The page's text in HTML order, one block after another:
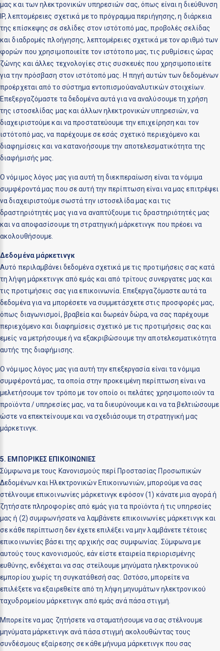
μας και των ηλεκτρονικών υπηρεσιών σας, όπως είναι η διεύθυνση
IP, λεπτομέρειες σχετικά με το πρόγραμμα περιήγησης, η διάρκεια
της επίσκεψης σε σελίδες στον ιστότοπό μας, προβολές σελίδας
και διαδρομές πλοήγησης, λεπτομέρειες σχετικά με τον αριθμό των
φορών που χρησιμοποιείτε τον ιστότοπο μας, τις ρυθμίσεις ώρας
ζώνης και άλλες τεχνολογίες στις συσκευές που χρησιμοποιείτε
για την πρόσβαση στον ιστότοπό μας. Η πηγή αυτών των δεδομένων
προέρχεται από το σύστημα εντοπισμούαναλυτικών στοιχείων.
Επεξεργαζόμαστε τα δεδομένα αυτά για να αναλύσουμε τη χρήση
της ιστοσελίδας μας και άλλων ηλεκτρονικών υπηρεσιών, να
διαχειριστούμε και να προστατεύουμε την επιχείρηση και τον
ιστότοπό μας, να παρέχουμε σε εσάς σχετικό περιεχόμενο και
διαφημίσεις και να κατανοήσουμε την αποτελεσματικότητα της
διαφήμισής μας.
Ο νόμιμος λόγος μας για αυτή τη διεκπεραίωση είναι τα νόμιμα
συμφέροντά μας που σε αυτή την περίπτωση είναι να μας επιτρέψει
να διαχειριστούμε σωστά την ιστοσελίδα μας και τις
δραστηριότητές μας για να αναπτύξουμε τις δραστηριότητές μας
και να αποφασίσουμε τη στρατηγική μάρκετινγκ που πρέοει να
ακολουθήσουμε.
Δεδομένα μάρκετινγκ
Αυτό περιλαμβάνει δεδομένα σχετικά με τις προτιμήσεις σας κατά
τη λήψη μάρκετινγκ από εμάς και από τρίτους συνεργατες μας και
τις προτιμήσεις σας για επικοινωνία. Επεξεργαζόμαστε αυτά τα
δεδομένα για να μπορέσετε να συμμετάσχετε στις προσφορές μας,
όπως διαγωνισμοί, βραβεία και δωρεάν δώρα, να σας παρέχουμε
περιεχόμενο και διαφημίσεις σχετικό με τις προτιμήσεις σας και
εμείς να μετρήσουμε ή να εξακριβώσουμε την αποτελεσματικότητα
αυτής της διαφήμισης.
Ο νόμιμος λόγος μας για αυτή την επεξεργασία είναι τα νόμιμα
συμφέροντά μας, τα οποία στην προκειμένη περίπτωση είναι να
μελετήσουμε τον τρόπο με τον οποίο οι πελάτες χρησιμοποιούν τα
προϊόντα / υπηρεσίες μας, να τα διευρύνουμε και να τα βελτιώσουμε
ώστε να επεκτείνουμε και να σχεδιάσουμε τη στρατηγική μας
μάρκετινγκ.
5. ΕΜΠΟΡΙΚΕΣ ΕΠΙΚΟΙΝΩΝΙΕΣ
Σύμφωνα με τους Κανονισμούς περί Προστασίας Προσωπικών
Δεδομένων και Ηλεκτρονικών Επικοινωνιών, μπορούμε να σας
στέλνουμε επικοινωνίες μάρκετινγκ εφόσον (1) κάνατε μια αγορά ή
ζητήσατε πληροφορίες από εμάς για τα προϊόντα ή τις υπηρεσίες
μας ή (2) συμφωνήσατε να λαμβάνετε επικοινωνίες μάρκετινγκ και
σε κάθε περίπτωση δεν έχετε επιλέξει να μην λαμβάνετε τέτοιες
επικοινωνίες βάσει της αρχικής σας συμφωνίας. Σύμφωνα με
αυτούς τους κανονισμούς, εάν είστε εταιρεία περιορισμένης
ευθύνης, ενδέχεται να σας στείλουμε μηνύματα ηλεκτρονικού
εμπορίου χωρίς τη συγκατάθεσή σας. Ωστόσο, μπορείτε να
επιλέξετε να εξαιρεθείτε από τη λήψη μηνυμάτων ηλεκτρονικού
ταχυδρομείου μάρκετινγκ από εμάς ανά πάσα στιγμή.
Μπορείτε να μας ζητήσετε να σταματήσουμε να σας στέλνουμε
μηνύματα μάρκετινγκ ανά πάσα στιγμή ακολουθώντας τους
συνδέσμους εξαίρεσης σε κάθε μήνυμα μάρκετινγκ που σας